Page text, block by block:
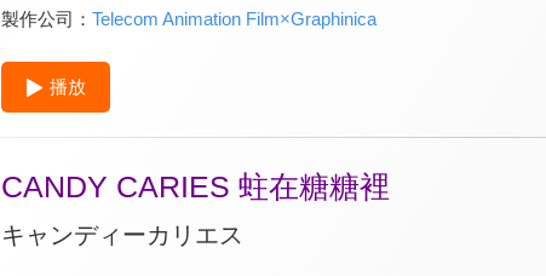
製作公司： Telecom Animation Film×Graphinica
播放
CANDY CARIES 蛀在糖糖裡
キャンディーカリエス